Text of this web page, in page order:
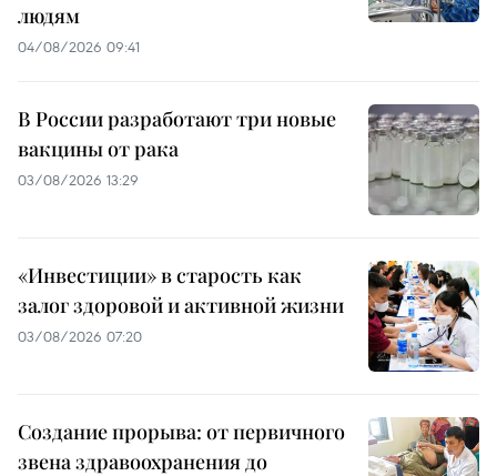
людям
04/08/2026 09:41
В России разработают три новые
вакцины от рака
03/08/2026 13:29
«Инвестиции» в старость как
залог здоровой и активной жизни
03/08/2026 07:20
Создание прорыва: от первичного
звена здравоохранения до